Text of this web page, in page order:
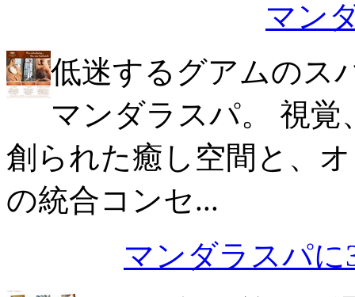
マン
低迷するグアムのス
マンダラスパ。 視
創られた癒し空間と、
の統合コンセ...
マンダラスパ